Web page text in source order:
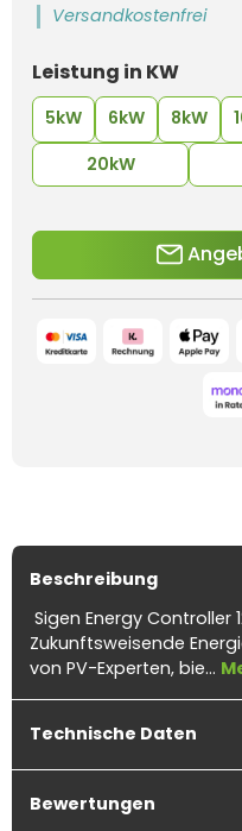
Versandkostenfrei
Leistung in KW
5kW 6kW 8kW
20kW
Beschreibung
Sigen Energy Controller
Zukunftsweisende
von PV-Experten, bie…
Technische Daten
Bewertungen